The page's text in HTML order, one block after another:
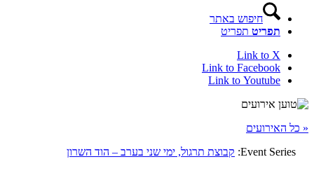
חיפוש באתר
תפריט תפריט
Link to X
Link to Facebook
Link to Youtube
« כל האירועים
Event Series: קבוצת תרגול, ימי שני בערב – הוד השרון